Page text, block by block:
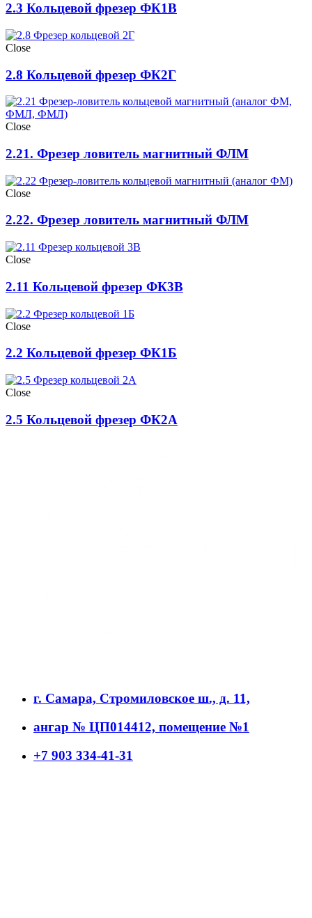
2.3 Кольцевой фрезер ФК1В
Close
2.8 Кольцевой фрезер ФК2Г
Close
2.21. Фрезер ловитель магнитный ФЛМ
Close
2.22. Фрезер ловитель магнитный ФЛМ
Close
2.11 Кольцевой фрезер ФК3В
Close
2.2 Кольцевой фрезер ФК1Б
Close
2.5 Кольцевой фрезер ФК2А
г. Самара, Стромиловское ш., д. 11,
ангар № ЦП014412, помещение №1
+7 903 334-41-31